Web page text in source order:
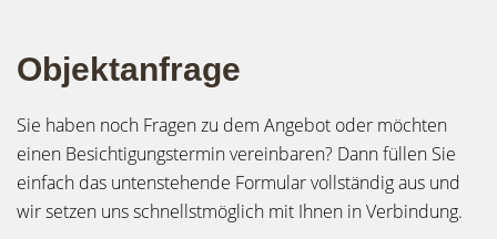
Objektanfrage
Sie haben noch Fragen zu dem Angebot oder möchten
einen Besichtigungstermin vereinbaren? Dann füllen Sie
einfach das untenstehende Formular vollständig aus und
wir setzen uns schnellstmöglich mit Ihnen in Verbindung.